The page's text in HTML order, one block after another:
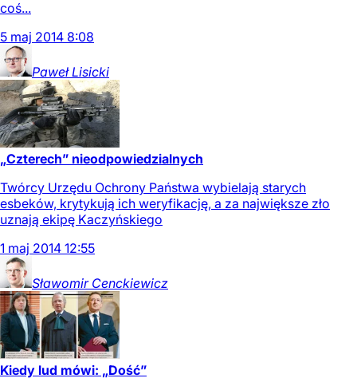
coś...
5 maj 2014 8:08
Paweł Lisicki
„Czterech” nieodpowiedzialnych
Twórcy Urzędu Ochrony Państwa wybielają starych
esbeków, krytykują ich weryfikację, a za największe zło
uznają ekipę Kaczyńskiego
1 maj 2014 12:55
Sławomir Cenckiewicz
Kiedy lud mówi: „Dość”